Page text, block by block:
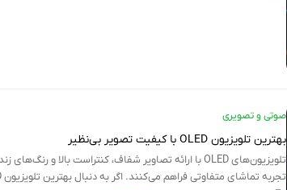
صوتی و تصویری
بهترین تلویزیون OLED با کیفیت تصویر بی‌نظیر
تجربه تماشای متفاوتی فراهم می‌کنند. اگر به دنبال بهترین تلویزیون OLED هستید، این